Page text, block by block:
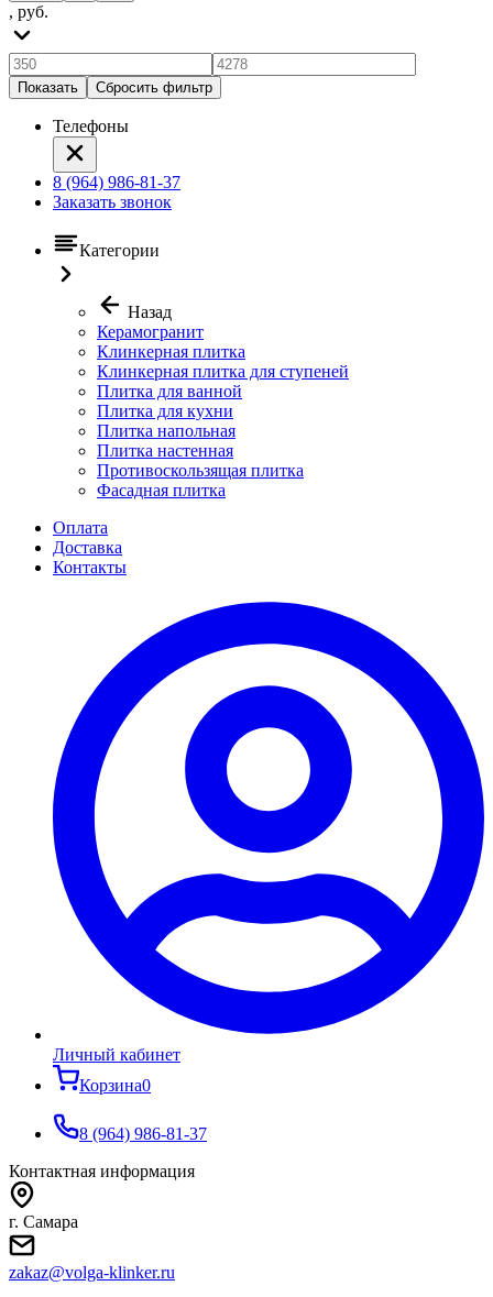
, руб.
Показать Сбросить фильтр
Телефоны
8 (964) 986-81-37
Заказать звонок
Категории
Назад
Керамогранит
Клинкерная плитка
Клинкерная плитка для ступеней
Плитка для ванной
Плитка для кухни
Плитка напольная
Плитка настенная
Противоскользящая плитка
Фасадная плитка
Оплата
Доставка
Контакты
Личный кабинет
Корзина0
8 (964) 986-81-37
Контактная информация
г. Самара
zakaz@volga-klinker.ru